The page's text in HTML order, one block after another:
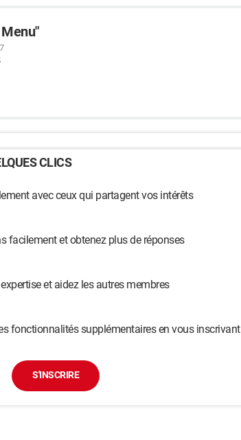
CLICS
avec ceux qui partagent vos intérêts
facilement et obtenez plus de réponses
et aidez les autres membres
fonctionnalités supplémentaires en vous inscrivant
S'INSCRIRE